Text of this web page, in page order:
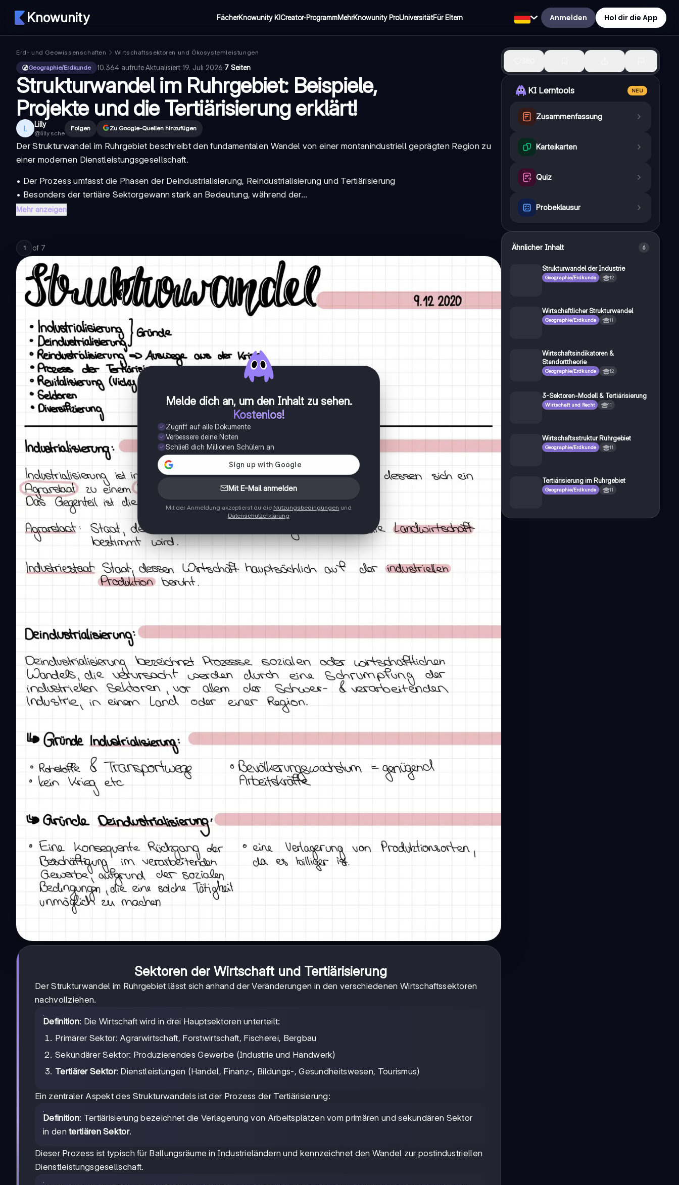
Knowunity FächerKnowunity KICreator-ProgrammMehrKnowunity ProUniversitätFür Eltern Anmelden Hol dir die App
Erd- und Geowissenschaften
Wirtschaftssektoren und Ökosystemleistungen
Geographie/Erdkunde
10.364 aufrufe·Aktualisiert 19. Juli 2026·7 Seiten
Strukturwandel im Ruhrgebiet: Beispiele,
Projekte und die Tertiärisierung erklärt!
L Lilly
@lilly.sche
Folgen Zu Google-Quellen hinzufügen
DerStrukturwandel im Ruhrgebiet beschreibt den fundamentalen Wandel von einer montanindustriell geprägten Region zu
einer modernen Dienstleistungsgesellschaft.
• Der Prozess umfasst die Phasen der Deindustrialisierung, Reindustrialisierung und Tertiärisierung
• Besonders der tertiäre Sektorgewann stark an Bedeutung, während der...
Mehr anzeigen
1 of 7
Melde dich an, um den Inhalt zu sehen.
Kostenlos!
Zugriff auf alle Dokumente
Verbessere deine Noten
Schließ dich Millionen Schülern an
Mit E-Mail anmelden
Mit der Anmeldung akzeptierst du die Nutzungsbedingungen und
Datenschutzerklärung
Sektoren der Wirtschaft und Tertiärisierung
Der Strukturwandel im Ruhrgebiet lässt sich anhand der Veränderungen in den verschiedenen Wirtschaftssektoren
nachvollziehen.
Definition: Die Wirtschaft wird in drei Hauptsektoren unterteilt:
Primärer Sektor: Agrarwirtschaft, Forstwirtschaft, Fischerei, Bergbau
Sekundärer Sektor: Produzierendes Gewerbe (Industrie und Handwerk)
Tertiärer Sektor: Dienstleistungen (Handel, Finanz-, Bildungs-, Gesundheitswesen, Tourismus)
Ein zentraler Aspekt des Strukturwandels ist der Prozess der Tertiärisierung:
Definition: Tertiärisierung bezeichnet die Verlagerung von Arbeitsplätzen vom primären und sekundären Sektor
in dentertiären Sektor.
Dieser Prozess ist typisch für Ballungsräume in Industrieländern und kennzeichnet den Wandel zur postindustriellen
Dienstleistungsgesellschaft.
KI Lerntools NEU
Zusammenfassung
Karteikarten
Quiz
Probeklausur
Ähnlicher Inhalt 6
Strukturwandel der Industrie
Geographie/Erdkunde 12
Wirtschaftlicher Strukturwandel
Geographie/Erdkunde 11
Wirtschaftsindikatoren &
Standorttheorie
Geographie/Erdkunde 12
3-Sektoren-Modell & Tertiärisierung
Wirtschaft und Recht 11
Wirtschaftsstruktur Ruhrgebiet
Geographie/Erdkunde 11
Tertiärisierung im Ruhrgebiet
Geographie/Erdkunde 11